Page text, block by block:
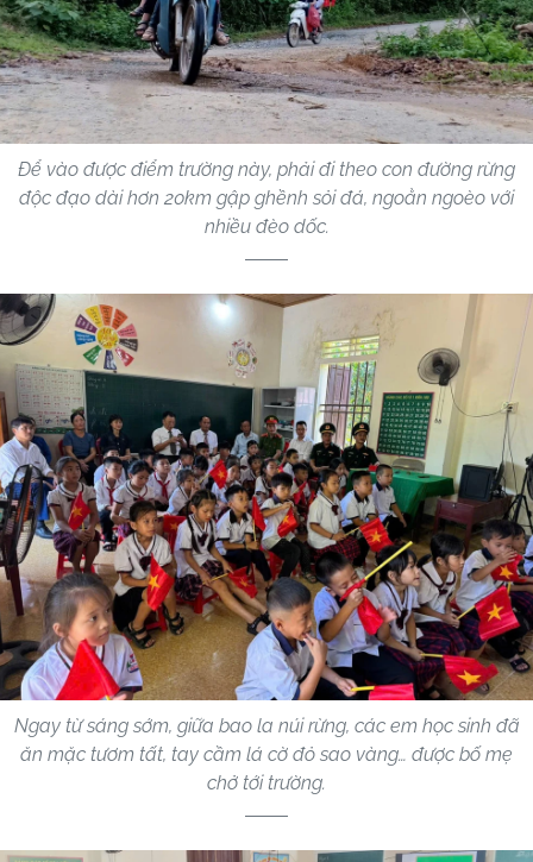
Để vào được điểm trường này, phải đi theo con đường rừng
độc đạo dài hơn 20km gập ghềnh sỏi đá, ngoằn ngoèo với
nhiều đèo dốc.
Ngay từ sáng sớm, giữa bao la núi rừng, các em học sinh đã
ăn mặc tươm tất, tay cầm lá cờ đỏ sao vàng… được bố mẹ
chở tới trường.